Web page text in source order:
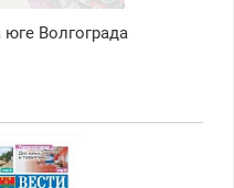
Волгограда